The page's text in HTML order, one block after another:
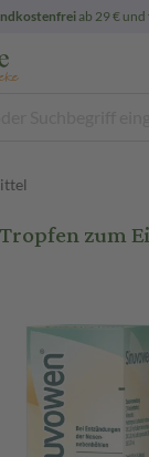
ab 29 €
zum